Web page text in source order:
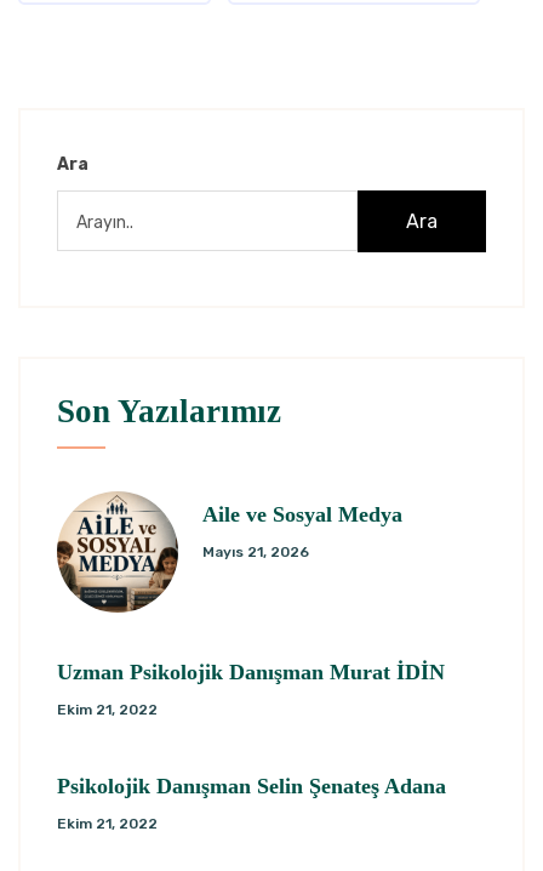
Ara
Ara
Son Yazılarımız
Aile ve Sosyal Medya
Mayıs 21, 2026
Uzman Psikolojik Danışman Murat İDİN
Ekim 21, 2022
Psikolojik Danışman Selin Şenateş Adana
Ekim 21, 2022